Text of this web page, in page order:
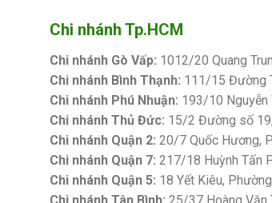
Chi nhánh Tp.HCM
Chi nhánh Gò Vấp: 1012/20 Quang
Chi nhánh Bình Thạnh: 111/15 Đường
Chi nhánh Phú Nhuận: 193/10 Nguyễn
Chi nhánh Thủ Đức: 15/2 Đường số
Chi nhánh Quận 2: 20/7 Quốc Hương,
Chi nhánh Quận 7: 217/18 Huỳnh Tấn
Chi nhánh Quận 5: 18 Yết Kiêu,
Chi nhánh Tân Bình: 25/37 Hoàng Văn